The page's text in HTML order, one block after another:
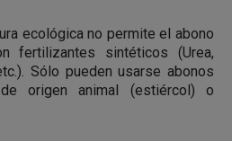
ecológica no permite el abono
fertilizantes sintéticos (Urea,
Sólo pueden usarse abonos
origen animal (estiércol) o